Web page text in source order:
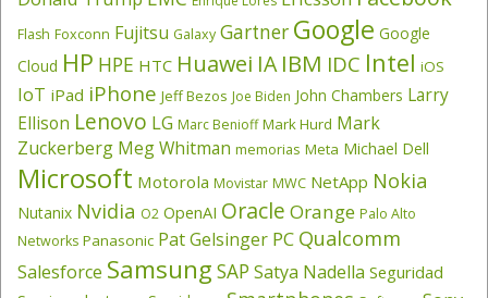
Flash Foxconn Fujitsu Galaxy Gartner Google Google
Cloud HP HPE HTC Huawei IA IBM IDC Intel iOS
IoT iPad iPhone Jeff Bezos Joe Biden John Chambers Larry
Ellison Lenovo LG Marc Benioff Mark Hurd Mark
Zuckerberg Meg Whitman memorias Meta Michael Dell
Microsoft Motorola Movistar MWC NetApp Nokia
Nutanix Nvidia O2 OpenAI Oracle Orange Palo Alto
Networks Panasonic Pat Gelsinger PC Qualcomm
Salesforce Samsung SAP Satya Nadella Seguridad